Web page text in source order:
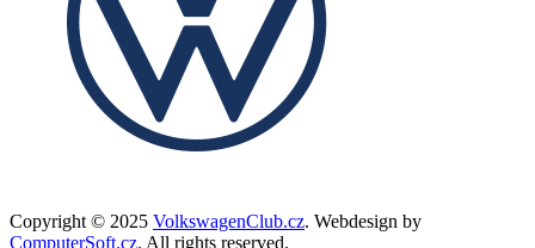
Copyright © 2025 VolkswagenClub.cz. Webdesign by
ComputerSoft.cz. All rights reserved.